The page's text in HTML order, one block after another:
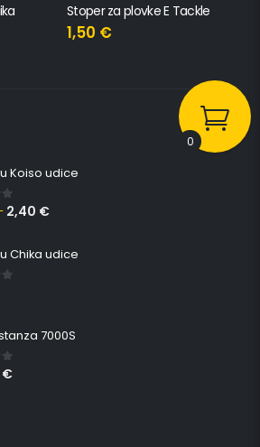
Stoper za plovke E Tackle
1,50 €
Koiso udice
5
2,40 €
Chika udice
5
7000S
5
€
0